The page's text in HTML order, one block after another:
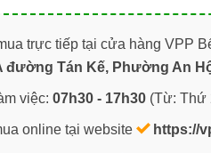
trực tiếp tại cửa hàng VPP
đường Tán Kế, Phường An
việc: 07h30 - 17h30(Từ: Thứ
online tại website https://